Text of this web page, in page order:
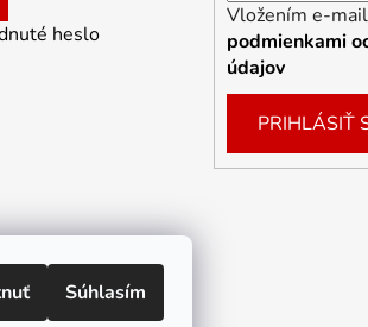
Súhlasím
heslo
Vložením e-
podmienkami
údajov
PRIHLÁSIŤ